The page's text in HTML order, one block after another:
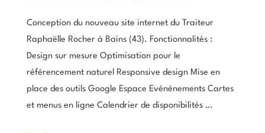
Conception du nouveau site internet du Traiteur
Raphaëlle Rocher à Bains (43). Fonctionnalités :
Design sur mesure Optimisation pour le
référencement naturel Responsive design Mise en
place des outils Google Espace Evénénements Cartes
et menus en ligne Calendrier de disponibilités …